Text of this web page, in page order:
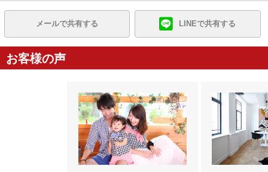
メールで共有する LINEで共有する
お客様の声